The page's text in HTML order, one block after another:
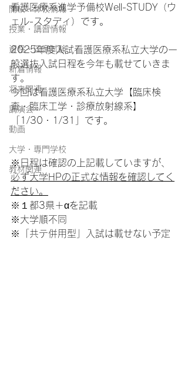
開校・休校情報
授業・講習情報
資格・国家試験
新着情報
将来関連
講演会
動画
大学・専門学校
教材関連
看護医療系進学予備校Well-STUDY（ウ
ェル-スタディ）です。
2025年度入試看護医療系私立大学の一
般選抜入試日程を今年も載せていきま
す。
今回は看護医療系私立大学【臨床検
査・臨床工学・診療放射線系】
「1/30・1/31」です。
※日程は確認の上記載していますが、
必ず大学HPの正式な情報を確認してく
ださい。
※１都3県＋αを記載
※大学順不同
※「共テ併用型」入試は載せない予定